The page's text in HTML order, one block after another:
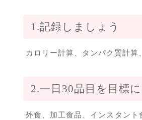
1.記録しましょう
カロリー計算、タンパク質計算
2.一日30品目を目標
外食、加工食品、インスタント